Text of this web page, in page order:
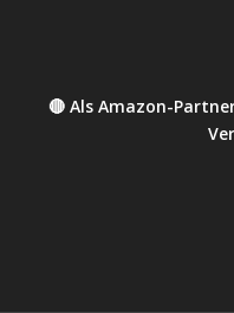
🔴 Als Amazon-